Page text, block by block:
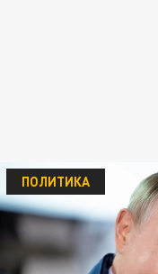
ПОЛИТИКА